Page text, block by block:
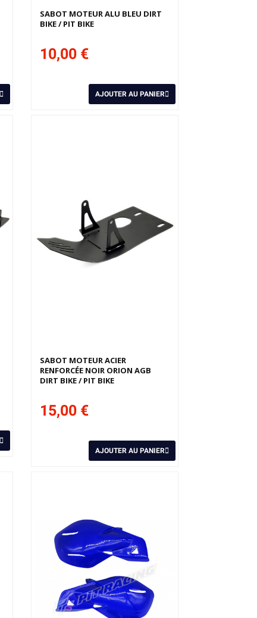
SABOT MOTEUR ALU BLEU DIRT
BIKE / PIT BIKE
10,00 €
AJOUTER AU PANIER
SABOT MOTEUR ACIER
RENFORCÉE NOIR ORION AGB
DIRT BIKE / PIT BIKE
15,00 €
AJOUTER AU PANIER